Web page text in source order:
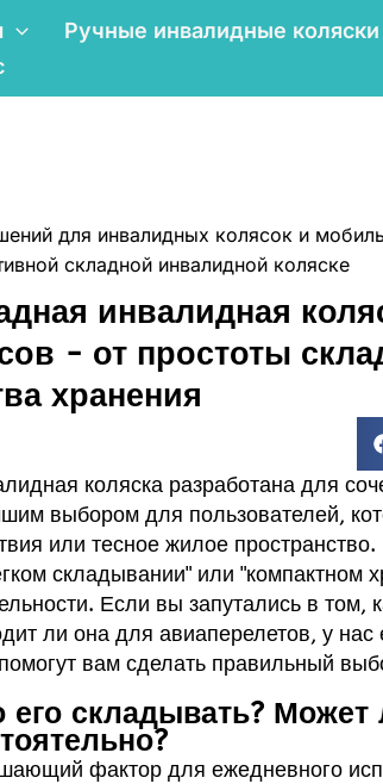
Ручные инвалидные коляски
для инвалидных колясок и
складной инвалидной коляске
инвалидная
- от простоты
хранения
коляска разработана для
выбором для пользователей,
или тесное жилое
складывании" или "компактном
Если вы запутались в том,
ли она для авиаперелетов, у нас
вам сделать правильный
его складывать?
фактор для ежедневного